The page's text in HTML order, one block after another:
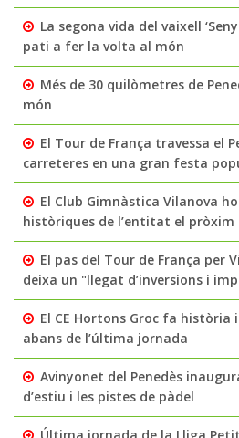
La segona vida del vaixell
pati a fer la volta al món
Més de 30 quilòmetres de
món
El Tour de França travessa el
carreteres en una gran festa
El Club Gimnàstica Vilanova
històriques de l’entitat el pròxim
El pas del Tour de França per
deixa un "llegat d’inversions i
El CE Hortons Groc fa història
abans de l’última jornada
Avinyonet del Penedès
d’estiu i les pistes de pàdel